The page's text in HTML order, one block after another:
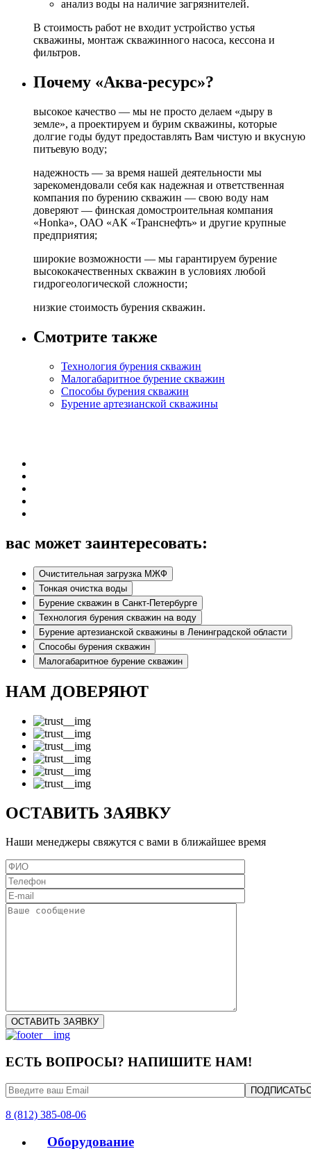
анализ воды на наличие загрязнителей.
В стоимость работ не входит устройство устья
скважины, монтаж скважинного насоса, кессона и
фильтров.
Почему «Аква-ресурс»?
высокое качество — мы не просто делаем «дыру в
земле», а проектируем и бурим скважины, которые
долгие годы будут предоставлять Вам чистую и вкусную
питьевую воду;
надежность — за время нашей деятельности мы
зарекомендовали себя как надежная и ответственная
компания по бурению скважин — свою воду нам
доверяют — финская домостроительная компания
«Honka», ОАО «АК «Транснефть» и другие крупные
предприятия;
широкие возможности — мы гарантируем бурение
высококачественных скважин в условиях любой
гидрогеологической сложности;
низкие стоимость бурения скважин.
Смотрите также
Технология бурения скважин
Малогабаритное бурение скважин
Способы бурения скважин
Бурение артезианской скважины
вас может заинтересовать:
Очистительная загрузка МЖФ
Тонкая очистка воды
Бурение скважин в Санкт-Петербурге
Технология бурения скважин на воду
Бурение артезианской скважины в Ленинградской области
Способы бурения скважин
Малогабаритное бурение скважин
НАМ ДОВЕРЯЮТ
ОСТАВИТЬ ЗАЯВКУ
Наши менеджеры свяжутся с вами в ближайшее время
ЕСТЬ ВОПРОСЫ? НАПИШИТЕ НАМ!
8 (812) 385-08-06
Оборудование